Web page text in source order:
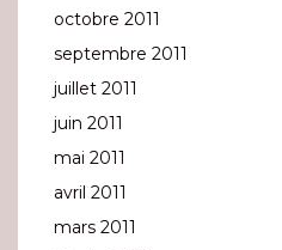
octobre 2011
septembre 2011
juillet 2011
juin 2011
mai 2011
avril 2011
mars 2011